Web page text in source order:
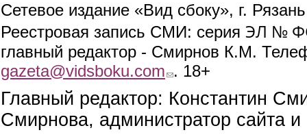
Сетевое издание «Вид сбоку», г.
Реестровая запись СМИ: серия ЭЛ №
главный редактор - Смирнов К.М.
gazeta@vidsboku.com (link sends e-mail)
. 18+
Главный редактор: Константин
Смирнова, администратор сайта